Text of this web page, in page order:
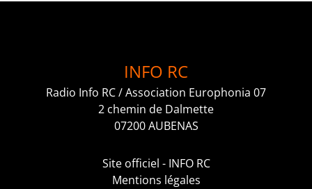
INFO RC
Radio Info RC / Association Europhonia 07
2 chemin de Dalmette
07200 AUBENAS
Site officiel - INFO RC
Mentions légales